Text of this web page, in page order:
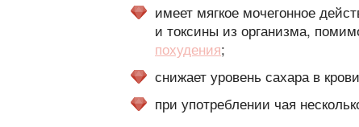
имеет мягкое мочегонное
и токсины из организма,
похудения;
снижает уровень сахара в
при употреблении чая